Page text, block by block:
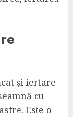
și iertare
cu
Este o